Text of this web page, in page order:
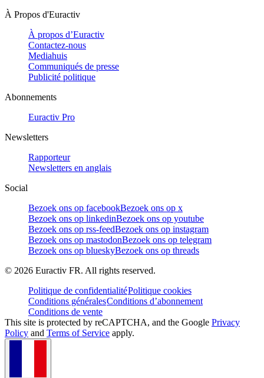
À Propos d'Euractiv
À propos d’Euractiv
Contactez-nous
Mediahuis
Communiqués de presse
Publicité politique
Abonnements
Euractiv Pro
Newsletters
Rapporteur
Newsletters en anglais
Social
Bezoek ons op facebookBezoek ons op x
Bezoek ons op linkedinBezoek ons op youtube
Bezoek ons op rss-feedBezoek ons op instagram
Bezoek ons op mastodonBezoek ons op telegram
Bezoek ons op blueskyBezoek ons op threads
© 2026 Euractiv FR. All rights reserved.
Politique de confidentialitéPolitique cookies
Conditions généralesConditions d’abonnement
Conditions de vente
This site is protected by reCAPTCHA, and the Google Privacy
Policy and Terms of Service apply.